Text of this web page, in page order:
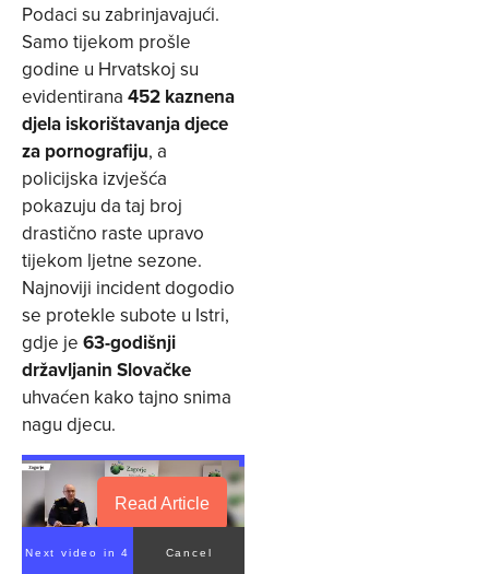
Podaci su zabrinjavajući.
Samo tijekom prošle
godine u Hrvatskoj su
evidentirana 452 kaznena
djela iskorištavanja djece
za pornografiju, a
policijska izvješća
pokazuju da taj broj
drastično raste upravo
tijekom ljetne sezone.
Najnoviji incident dogodio
se protekle subote u Istri,
gdje je 63-godišnji
državljanin Slovačke
uhvaćen kako tajno snima
nagu djecu.
Read Article
Next video in 4 Cancel